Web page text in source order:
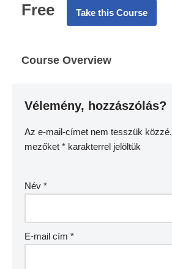
Free Take this Course
Course Overview
Vélemény, hozzászólás?
Az e-mail-címet nem tesszük közzé.
mezőket * karakterrel jelöltük
Név *
E-mail cím *